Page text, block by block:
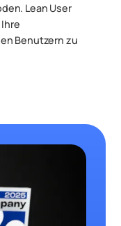
Lean User
Benutzern zu